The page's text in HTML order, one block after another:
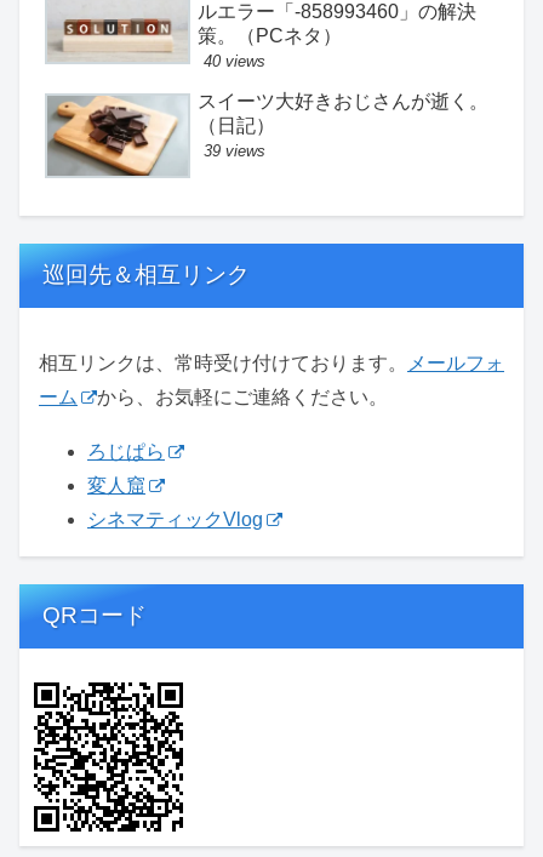
ルエラー「-858993460」の解決
策。（PCネタ）
40 views
スイーツ大好きおじさんが逝く。
（日記）
39 views
巡回先＆相互リンク
相互リンクは、常時受け付けております。
メールフォ
ーム
から、お気軽にご連絡ください。
ろじぱら
変人窟
シネマティックVlog
QRコード